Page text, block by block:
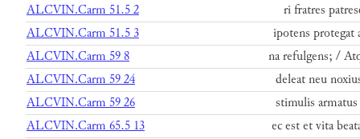
ALCVIN.Carm 51.5 2
ri fratres
ALCVIN.Carm 51.5 3
ipotens protegat
ALCVIN.Carm 59 8
na refulgens; /
ALCVIN.Carm 59 24
deleat neu
ALCVIN.Carm 59 26
stimulis
ALCVIN.Carm 65.5 13
ec est et vita